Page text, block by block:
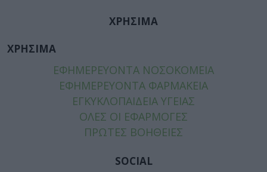
ΧΡΗΣΙΜΑ
ΧΡΗΣΙΜΑ
ΕΦΗΜΕΡΕΥΟΝΤΑ ΝΟΣΟΚΟΜΕΙΑ
ΕΦΗΜΕΡΕΥΟΝΤΑ ΦΑΡΜΑΚΕΙΑ
ΕΓΚΥΚΛΟΠΑΙΔΕΙΑ ΥΓΕΙΑΣ
ΟΛΕΣ ΟΙ ΕΦΑΡΜΟΓΕΣ
ΠΡΩΤΕΣ ΒΟΗΘΕΙΕΣ
SOCIAL